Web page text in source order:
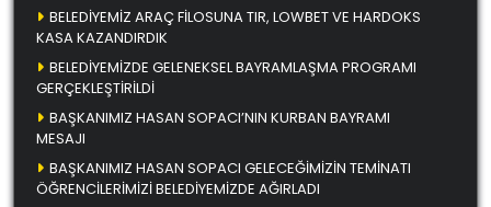
BELEDİYEMİZ ARAÇ FİLOSUNA TIR, LOWBET VE HARDOKS
KASA KAZANDIRDIK
BELEDİYEMİZDE GELENEKSEL BAYRAMLAŞMA PROGRAMI
GERÇEKLEŞTİRİLDİ
BAŞKANIMIZ HASAN SOPACI’NIN KURBAN BAYRAMI
MESAJI
BAŞKANIMIZ HASAN SOPACI GELECEĞİMİZİN TEMİNATI
ÖĞRENCİLERİMİZİ BELEDİYEMİZDE AĞIRLADI